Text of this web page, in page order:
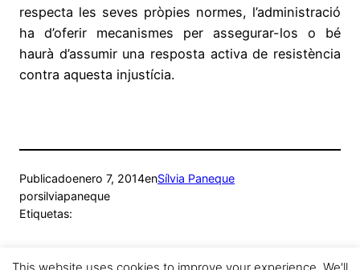
respecta les seves pròpies normes, l’administració
ha d’oferir mecanismes per assegurar-los o bé
haurà d’assumir una resposta activa de resistència
contra aquesta injustícia.
Publicadoenero 7, 2014enSílvia Paneque
porsilviapaneque
Etiquetas: